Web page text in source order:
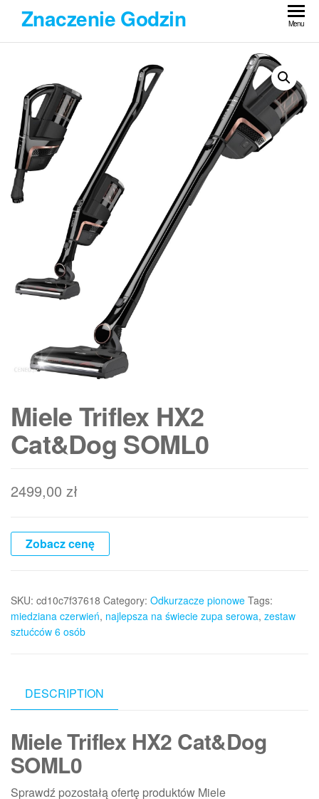
Przejdź
treści
Znaczenie Godzin Menu
Miele Triflex HX2
Cat&Dog SOML0
2499,00 zł
Zobacz cenę
SKU: cd10c7f37618 Category: Odkurzacze pionowe Tags:
miedziana czerwień, najlepsza na świecie zupa serowa, zestaw
sztućców 6 osób
DESCRIPTION
Miele Triflex HX2 Cat&Dog
SOML0
Sprawdź pozostałą ofertę produktów Miele